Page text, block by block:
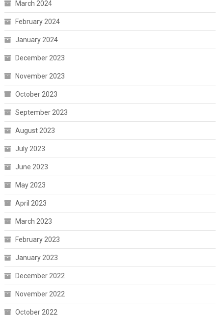
March 2024
February 2024
January 2024
December 2023
November 2023
October 2023
September 2023
August 2023
July 2023
June 2023
May 2023
April 2023
March 2023
February 2023
January 2023
December 2022
November 2022
October 2022